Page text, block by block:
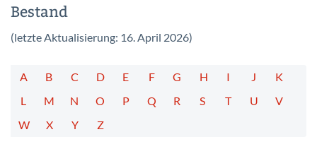
Bestand
(letzte Aktualisierung: 16. April 2026)
A B C D E F G H I J
K
L
M N O P Q R S T U
V
W
X Y Z